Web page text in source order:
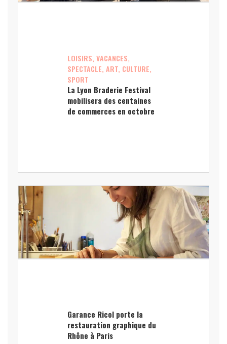
LOISIRS, VACANCES,
SPECTACLE, ART, CULTURE,
SPORT
La Lyon Braderie Festival
mobilisera des centaines
de commerces en octobre
Garance Ricol porte la
restauration graphique du
Rhône à Paris